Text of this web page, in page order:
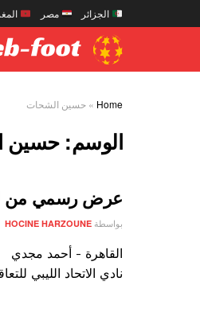
الجزائر مصر
Home
» حسين الشحات
الوسم:حسين
عرض رسمي من
بواسطة HOCINE HARZOUNE
القاهرة - أحمد مجدي
نادي الاتحاد الليبي